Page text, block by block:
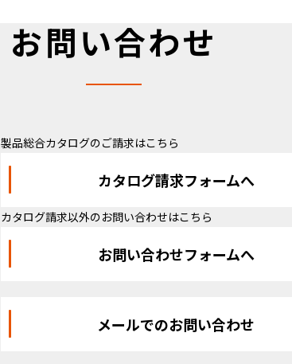
お問い合わせ
製品総合カタログのご請求はこちら
カタログ請求フォームへ
カタログ請求以外のお問い合わせはこちら
お問い合わせフォームへ
メールでのお問い合わせ